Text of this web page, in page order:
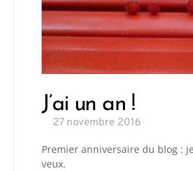
J’ai un an !
27 novembre 2016
Premier anniversaire du blog :
veux.